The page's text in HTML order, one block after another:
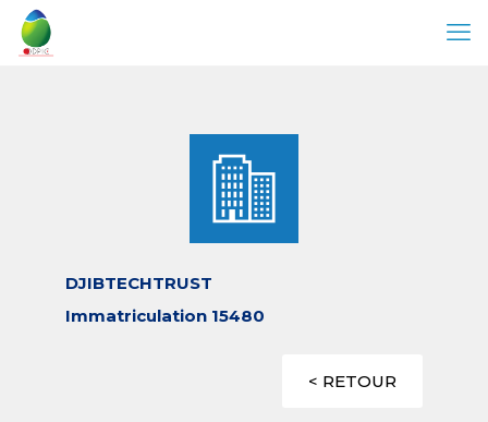
DJIBTECHTRUST
Immatriculation 15480
< RETOUR